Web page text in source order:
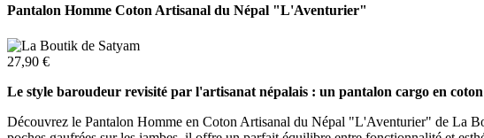
Pantalon Homme Coton Artisanal du Népal "L'Aventurier"
27,90 €
Le style baroudeur revisité par l'artisanat népalais : un pantalon cargo en
Découvrez le Pantalon Homme en Coton Artisanal du Népal "L'Aventurier" de La